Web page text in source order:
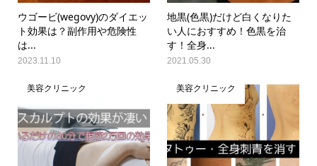
ウゴービ(wegovy)のダイエッ
ト効果は？副作用や危険性
は...
2023.11.10
地黒(色黒)だけど白くなりた
い人におすすめ！色黒を治
す！全身...
2021.05.30
美容クリニック 美容クリニック